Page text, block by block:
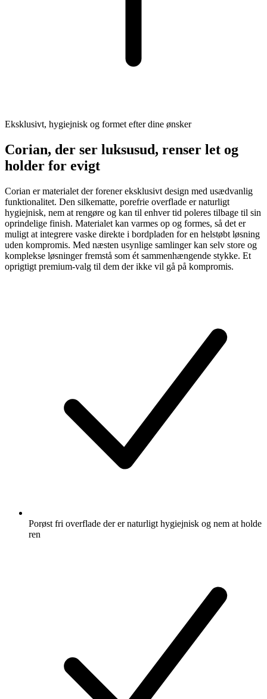
Eksklusivt, hygiejnisk og formet efter dine ønsker
Corian, der ser luksusud, renser let og
holder for evigt
Corian er materialet der forener eksklusivt design med usædvanlig
funktionalitet. Den silkematte, porefrie overflade er naturligt
hygiejnisk, nem at rengøre og kan til enhver tid poleres tilbage til sin
oprindelige finish. Materialet kan varmes op og formes, så det er
muligt at integrere vaske direkte i bordpladen for en helstøbt løsning
uden kompromis. Med næsten usynlige samlinger kan selv store og
komplekse løsninger fremstå som ét sammenhængende stykke. Et
oprigtigt premium-valg til dem der ikke vil gå på kompromis.
Porøst fri overflade der er naturligt hygiejnisk og nem at holde
ren